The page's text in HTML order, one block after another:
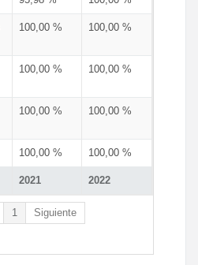
2021 2022
100,00 % 100,00 %
100,00 % 100,00 %
100,00 % 100,00 %
100,00 % 100,00 %
1 Siguiente